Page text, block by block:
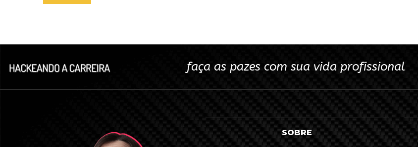
faça as pazes com sua vida profissional
SOBRE